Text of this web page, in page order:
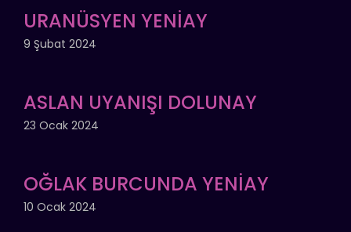
URANÜSYEN YENİAY
9 Şubat 2024
ASLAN UYANIŞI DOLUNAY
23 Ocak 2024
OĞLAK BURCUNDA YENİAY
10 Ocak 2024